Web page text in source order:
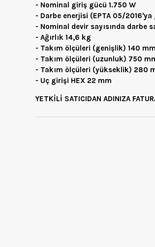
- Nominal giriş gücü 1.750 W
- Darbe enerjisi (EPTA 05/2016'ya
- Nominal devir sayısında darbe
- Ağırlık 14,6 kg
- Takım ölçüleri (genişlik) 140 mm
- Takım ölçüleri (uzunluk) 750
- Takım ölçüleri (yükseklik) 280
- Uç girişi HEX 22 mm
YETKİLİ SATICIDAN ADINIZA